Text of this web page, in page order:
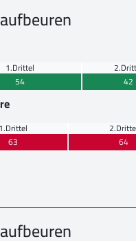
1.Drittel
54
42
1.Drittel
63
64